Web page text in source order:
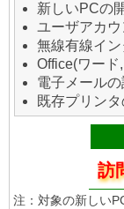
新しいPCの
ユーザアカ
無線有線イ
Office(ワー
電子メール
既存プリン
訪
注：対象の新しい